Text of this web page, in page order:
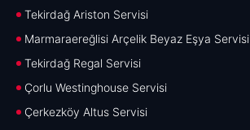
Tekirdağ Ariston Servisi
Marmaraereğlisi Arçelik Beyaz Eşya Servisi
Tekirdağ Regal Servisi
Çorlu Westinghouse Servisi
Çerkezköy Altus Servisi